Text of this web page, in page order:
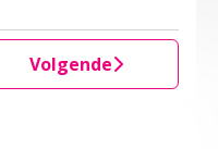
Volgende